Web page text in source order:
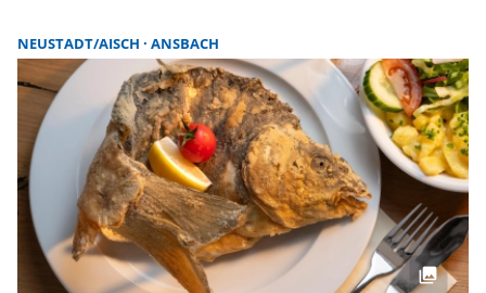
NEUSTADT/AISCH ANSBACH